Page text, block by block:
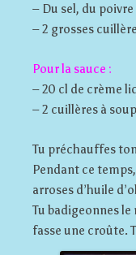
– Du sel, du poivre
– 2 grosses
Pour la sauce :
– 20 cl de crème
– 2 cuillères à
Tu préchauffes
Pendant ce
arroses d’huile
Tu badigeonnes
fasse une croûte.